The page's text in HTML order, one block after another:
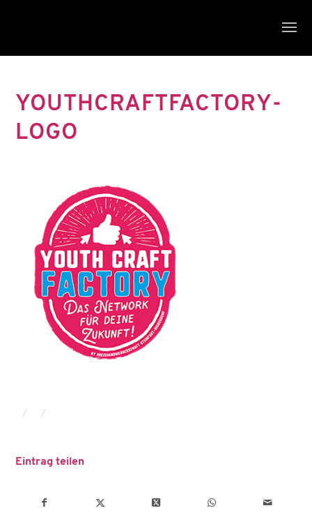
YOUTHCRAFTFACTORY-
LOGO
/ /
Eintrag teilen